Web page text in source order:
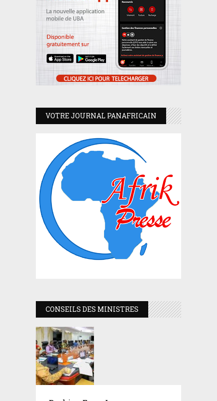
VOTRE JOURNAL PANAFRICAIN
CONSEILS DES MINISTRES